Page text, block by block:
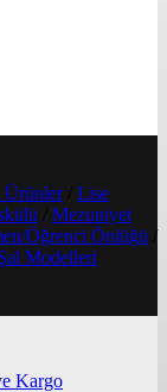
Ürünler/ Lise
Mezuniyet
Öğrenci Önlüğü
Modelleri
Kargo